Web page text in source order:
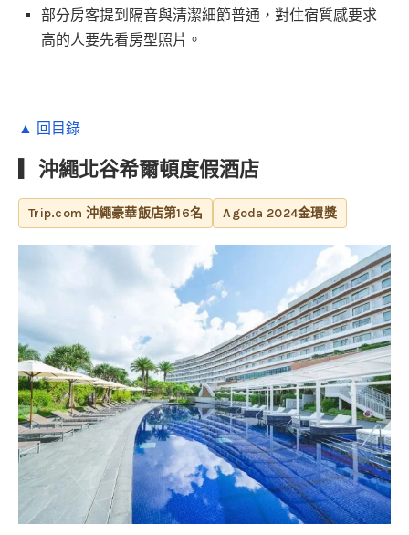
部分房客提到隔音與清潔細節普通，對住宿質感要求
高的人要先看房型照片。
▲ 回目錄
▎沖繩北谷希爾頓度假酒店
Trip.com 沖繩豪華飯店第16名 Agoda 2024金環獎